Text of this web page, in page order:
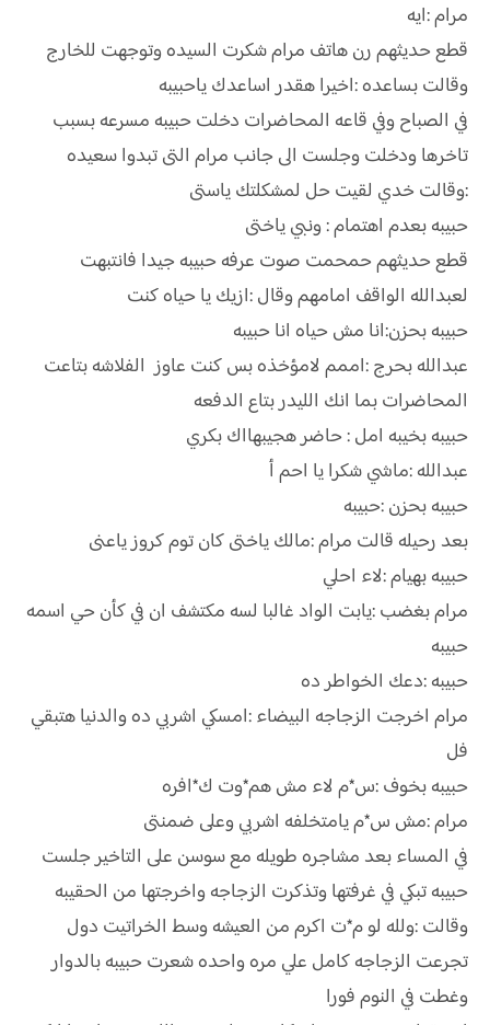
مرام :ايه
قطع حديثهم رن هاتف مرام شكرت السيده وتوجهت للخارج
وقالت بساعده :اخيرا هقدر اساعدك ياحبيبه
في الصباح وفي قاعه المحاضرات دخلت حبيبه مسرعه بسبب
تاخرها ودخلت وجلست الى جانب مرام التى تبدوا سعيده
:وقالت خدي لقيت حل لمشكلتك ياستى
حبيبه بعدم اهتمام : ونبي ياختى
قطع حديثهم حمحمت صوت عرفه حبيبه جيدا فانتبهت
لعبدالله الواقف امامهم وقال :ازيك يا حياه كنت
حبيبه بحزن:انا مش حياه انا حبيبه
عبدالله بحرج :اممم لامؤخذه بس كنت عاوز الفلاشه بتاعت
المحاضرات بما انك الليدر بتاع الدفعه
حبيبه بخيبه امل : حاضر هجيبهااك بكري
عبدالله :ماشي شكرا يا احم أ
حبيبه بحزن :حبيبه
بعد رحيله قالت مرام :مالك ياختى كان توم كروز ياعنى
حبيبه بهيام :لاء احلي
مرام بغضب :يابت الواد غالبا لسه مكتشف ان في كأن حي اسمه
حبيبه
حبيبه :دعك الخواطر ده
مرام اخرجت الزجاجه البيضاء :امسكي اشربي ده والدنيا هتبقي
فل
حبيبه بخوف :س*م لاء مش هم*وت ك*افره
مرام :مش س*م يامتخلفه اشربي وعلى ضمنتى
في المساء بعد مشاجره طويله مع سوسن على التاخير جلست
حبيبه تبكي في غرفتها وتذكرت الزجاجه واخرجتها من الحقيبه
وقالت :ولله لو م*ت اكرم من العيشه وسط الخراتيت دول
تجرعت الزجاجه كامل علي مره واحده شعرت حبيبه بالدوار
وغطت في النوم فورا